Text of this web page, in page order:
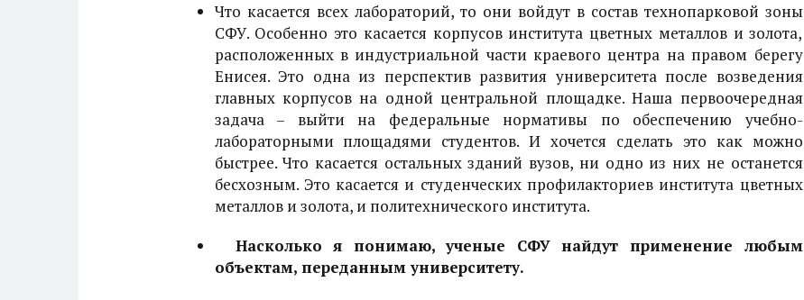
Что касается всех лабораторий, то они войдут в состав технопарковой зоны
СФУ. Особенно это касается корпусов института цветных металлов и золота,
расположенных в индустриальной части краевого центра на правом берегу
Енисея. Это одна из перспектив развития университета после возведения
главных корпусов на одной центральной площадке. Наша первоочередная
задача – выйти на федеральные нормативы по обеспечению учебно-
лабораторными площадями студентов. И хочется сделать это как можно
быстрее. Что касается остальных зданий вузов, ни одно из них не останется
бесхозным. Это касается и студенческих профилакториев института цветных
металлов и золота, и политехнического института.
Насколько я понимаю, ученые СФУ найдут применение любым
объектам, переданным университету.